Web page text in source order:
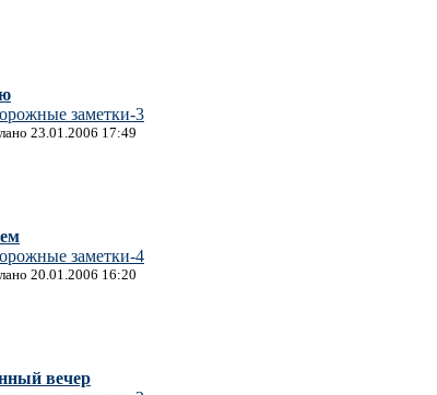
заметки-3
23.01.2006 17:49
заметки-4
20.01.2006 16:20
вечер